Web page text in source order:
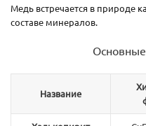
Медь встречается в природе
составе минералов.
Название